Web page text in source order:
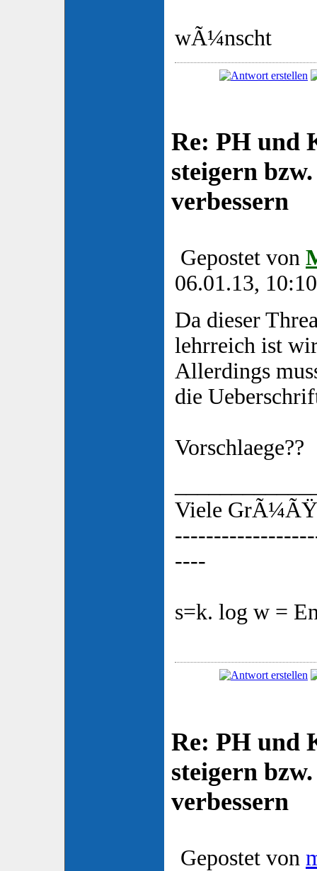
wÃ¼nscht
Re: PH und
steigern
verbessern
Gepostet von
06.01.13, 10:10
Da dieser
lehrreich ist
Allerdings
die
Vorschlaege??
Viele
----
s=k. log w =
Re: PH und
steigern
verbessern
Gepostet von